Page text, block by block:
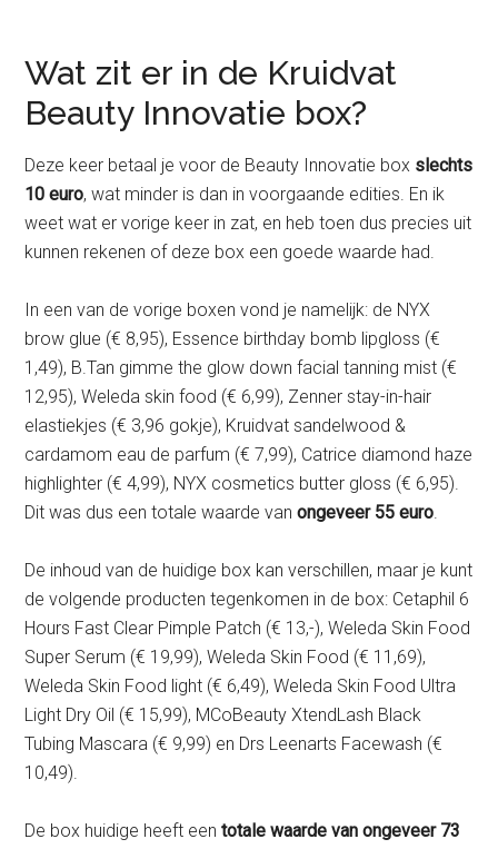
Wat zit er in de Kruidvat
Beauty Innovatie box?
Deze keer betaal je voor de Beauty Innovatie box slechts
10 euro, wat minder is dan in voorgaande edities. En ik
weet wat er vorige keer in zat, en heb toen dus precies uit
kunnen rekenen of deze box een goede waarde had.
In een van de vorige boxen vond je namelijk: de NYX
brow glue (€ 8,95), Essence birthday bomb lipgloss (€
1,49), B.Tan gimme the glow down facial tanning mist (€
12,95), Weleda skin food (€ 6,99), Zenner stay-in-hair
elastiekjes (€ 3,96 gokje), Kruidvat sandelwood &
cardamom eau de parfum (€ 7,99), Catrice diamond haze
highlighter (€ 4,99), NYX cosmetics butter gloss (€ 6,95).
Dit was dus een totale waarde vanongeveer 55 euro.
De inhoud van de huidige box kan verschillen, maar je kunt
de volgende producten tegenkomen in de box: Cetaphil 6
Hours Fast Clear Pimple Patch (€ 13,-), Weleda Skin Food
Super Serum (€ 19,99), Weleda Skin Food (€ 11,69),
Weleda Skin Food light (€ 6,49), Weleda Skin Food Ultra
Light Dry Oil (€ 15,99), MCoBeauty XtendLash Black
Tubing Mascara (€ 9,99) en Drs Leenarts Facewash (€
10,49).
De box huidige heeft eentotale waarde van ongeveer 73